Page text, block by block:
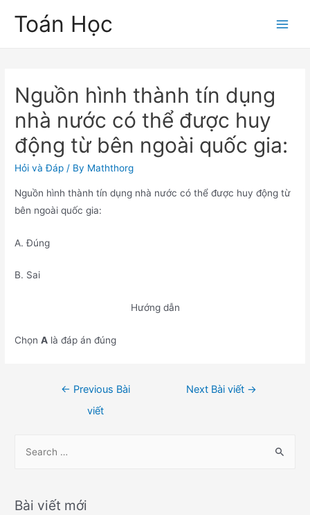
Toán Học
Nguồn hình thành tín dụng
nhà nước có thể được huy
động từ bên ngoài quốc gia:
Hỏi và Đáp / By Maththorg
Nguồn hình thành tín dụng nhà nước có thể được huy động từ
bên ngoài quốc gia:
A. Đúng
B. Sai
Hướng dẫn
ChọnA là đáp án đúng
← Previous Bài
viết
Next Bài viết →
rBài viết mới